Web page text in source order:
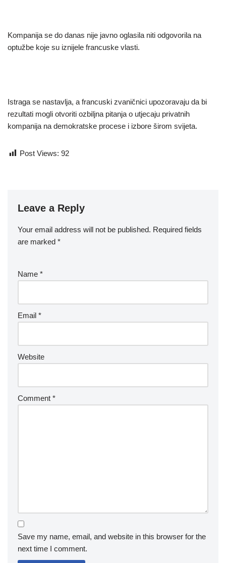
Kompanija se do danas nije javno oglasila niti odgovorila na
optužbe koje su iznijele francuske vlasti.
Istraga se nastavlja, a francuski zvaničnici upozoravaju da bi
rezultati mogli otvoriti ozbiljna pitanja o utjecaju privatnih
kompanija na demokratske procese i izbore širom svijeta.
Post Views: 92
Leave a Reply
Your email address will not be published. Required fields
are marked *
Name *
Email *
Website
Comment *
Save my name, email, and website in this browser for the
next time I comment.